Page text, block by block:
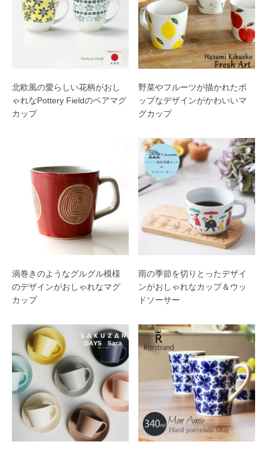
北欧風の愛らしい花柄がおし
ゃれなPottery Fieldのペアマグ
カップ
野菜やフルーツが描かれたポ
ップなデザインがかわいいマ
グカップ
渦巻きのようなグルグル模様
のデザインがおしゃれなマグ
カップ
雨の季節を切りとったデザイ
ンがおしゃれなカップ＆ウッ
ドソーサー